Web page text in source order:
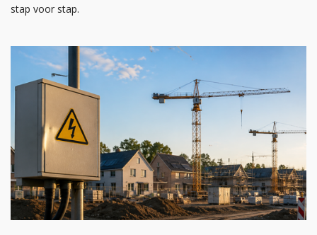
stap voor stap.